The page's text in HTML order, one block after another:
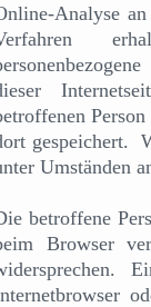
Analyse
gespeichert.
Umständen
betroffene
Browser